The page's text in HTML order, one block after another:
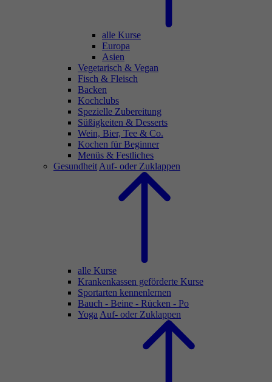
alle Kurse
Europa
Asien
Vegetarisch & Vegan
Fisch & Fleisch
Backen
Kochclubs
Spezielle Zubereitung
Süßigkeiten & Desserts
Wein, Bier, Tee & Co.
Kochen für Beginner
Menüs & Festliches
Gesundheit Auf- oder Zuklappen
alle Kurse
Krankenkassen geförderte Kurse
Sportarten kennenlernen
Bauch - Beine - Rücken - Po
Yoga Auf- oder Zuklappen